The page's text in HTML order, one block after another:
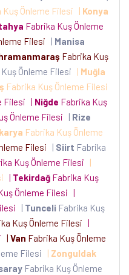
Kuş Önleme Filesi | Konya
Fabrika Kuş Önleme
Filesi | Manisa
Fabrika Kuş
Önleme Filesi | Muğla
Fabrika Kuş Önleme Filesi
Filesi | Niğde Fabrika Kuş
Önleme Filesi | Rize
Fabrika Kuş Önleme
Filesi | Siirt Fabrika
Kuş Önleme Filesi
|
| Tekirdağ Fabrika Kuş
Önleme Filesi |
| Tunceli Fabrika Kuş
Kuş Önleme Filesi |
| Van Fabrika Kuş Önleme
Filesi | Zonguldak
Fabrika Kuş Önleme